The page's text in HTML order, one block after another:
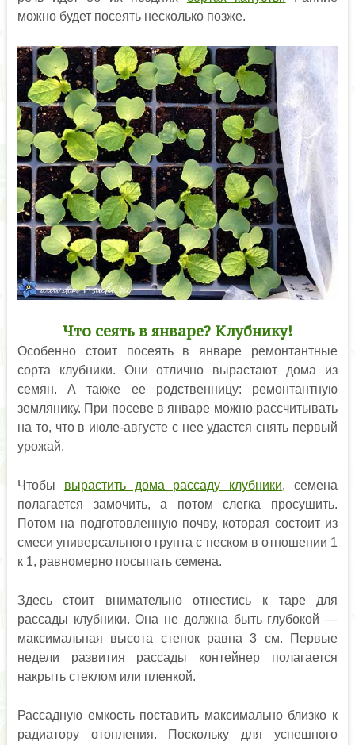
можно будет посеять несколько позже.
Что сеять в январе? Клубнику!
Особенно стоит посеять в январе ремонтантные
сорта клубники. Они отлично вырастают дома из
семян. А также ее родственницу: ремонтантную
землянику. При посеве в январе можно рассчитывать
на то, что в июле-августе с нее удастся снять первый
урожай.
Чтобы вырастить дома рассаду клубники, семена
полагается замочить, а потом слегка просушить.
Потом на подготовленную почву, которая состоит из
смеси универсального грунта с песком в отношении 1
к 1, равномерно посыпать семена.
Здесь стоит внимательно отнестись к таре для
рассады клубники. Она не должна быть глубокой —
максимальная высота стенок равна 3 см. Первые
недели развития рассады контейнер полагается
накрыть стеклом или пленкой.
Рассадную емкость поставить максимально близко к
радиатору отопления. Поскольку для успешного